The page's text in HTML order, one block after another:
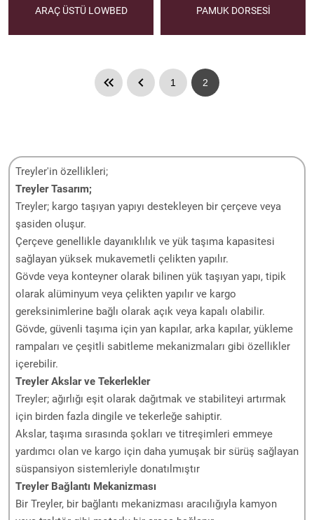
ARAÇ ÜSTÜ LOWBED PAMUK DORSESİ
1 2
Treyler'in özellikleri;
Treyler Tasarım;
Treyler; kargo taşıyan yapıyı destekleyen bir çerçeve veya
şasiden oluşur.
Çerçeve genellikle dayanıklılık ve yük taşıma kapasitesi
sağlayan yüksek mukavemetli çelikten yapılır.
Gövde veya konteyner olarak bilinen yük taşıyan yapı, tipik
olarak alüminyum veya çelikten yapılır ve kargo
gereksinimlerine bağlı olarak açık veya kapalı olabilir.
Gövde, güvenli taşıma için yan kapılar, arka kapılar, yükleme
rampaları ve çeşitli sabitleme mekanizmaları gibi özellikler
içerebilir.
Treyler Akslar ve Tekerlekler
Treyler; ağırlığı eşit olarak dağıtmak ve stabiliteyi artırmak
için birden fazla dingile ve tekerleğe sahiptir.
Akslar, taşıma sırasında şokları ve titreşimleri emmeye
yardımcı olan ve kargo için daha yumuşak bir sürüş sağlayan
süspansiyon sistemleriyle donatılmıştır
Treyler Bağlantı Mekanizması
Bir Treyler, bir bağlantı mekanizması aracılığıyla kamyon